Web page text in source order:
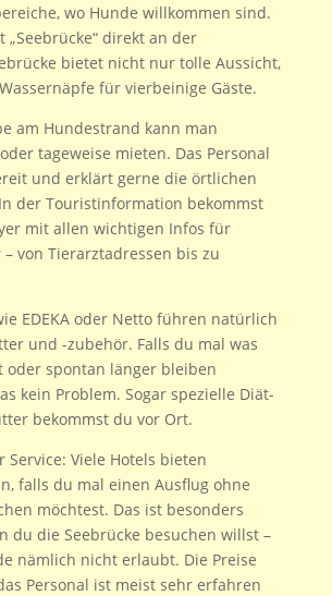
wo Hunde willkommen sind.
„Seebrücke“ direkt an der
bietet nicht nur tolle Aussicht,
für vierbeinige Gäste.
am Hundestrand kann man
tageweise mieten. Das Personal
und erklärt gerne die örtlichen
der Touristinformation bekommst
mit allen wichtigen Infos für
von Tierarztadressen bis zu
EDEKA oder Netto führen natürlich
und -zubehör. Falls du mal was
oder spontan länger bleiben
kein Problem. Sogar spezielle Diät-
bekommst du vor Ort.
Service: Viele Hotels bieten
falls du mal einen Ausflug ohne
möchtest. Das ist besonders
du die Seebrücke besuchen willst –
nämlich nicht erlaubt. Die Preise
Personal ist meist sehr erfahren